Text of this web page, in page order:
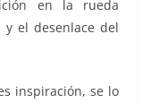
en la rueda
el desenlace del
inspiración, se lo